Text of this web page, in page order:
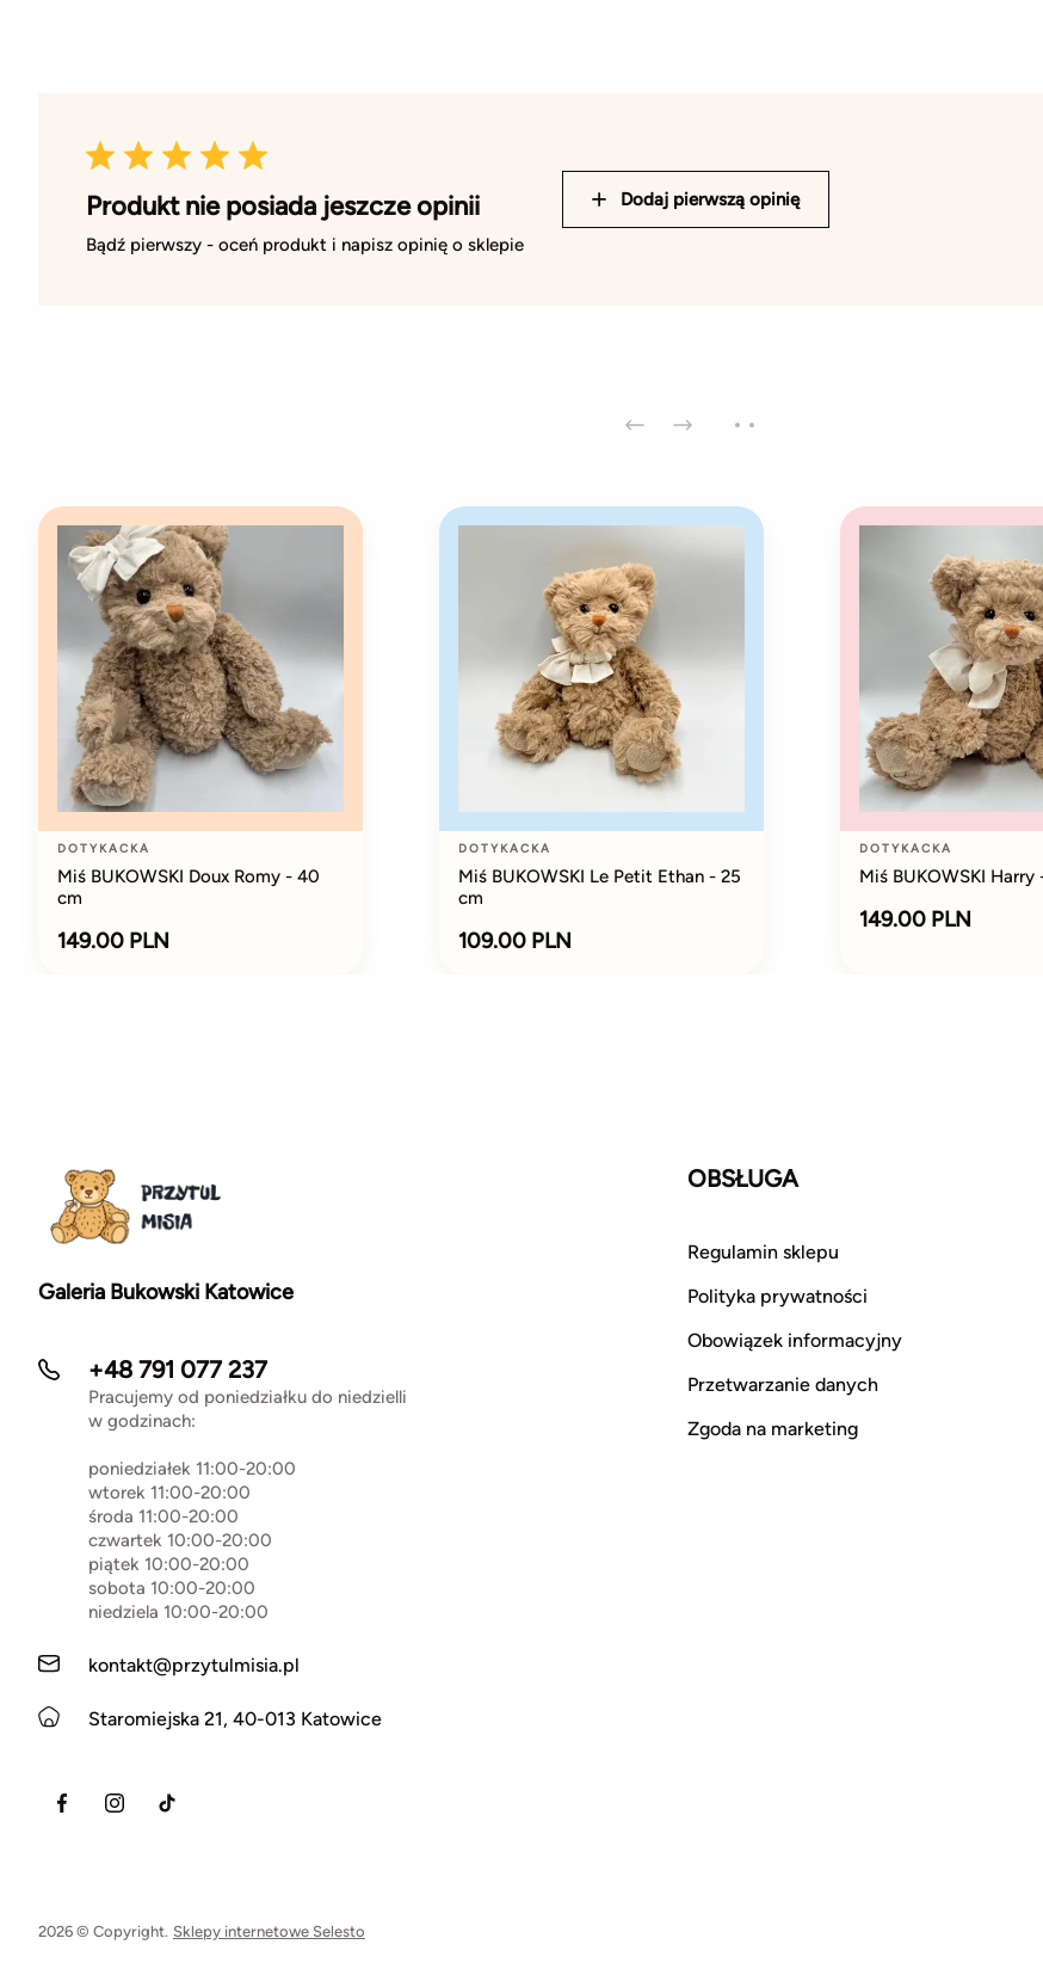
Produkt nie posiada jeszcze opinii
Bądź pierwszy - oceń produkt i napisz opinię o sklepie
Dodaj pierwszą opinię
DOTYKACKA
Miś BUKOWSKI Doux Romy - 40
cm
149.00 PLN
DOTYKACKA
Miś BUKOWSKI Le Petit Ethan - 25
cm
109.00 PLN
DOTYKACKA
Miś BUKOWSKI Harry
149.00 PLN
Galeria Bukowski Katowice
+48 791 077 237
Pracujemy od poniedziałku do niedzielli
w godzinach:
poniedziałek 11:00-20:00
wtorek 11:00-20:00
środa 11:00-20:00
czwartek 10:00-20:00
piątek 10:00-20:00
sobota 10:00-20:00
niedziela 10:00-20:00
kontakt@przytulmisia.pl
Staromiejska 21, 40-013 Katowice
OBSŁUGA
Regulamin sklepu
Polityka prywatności
Obowiązek informacyjny
Przetwarzanie danych
Zgoda na marketing
2026 © Copyright. Sklepy internetowe Selesto